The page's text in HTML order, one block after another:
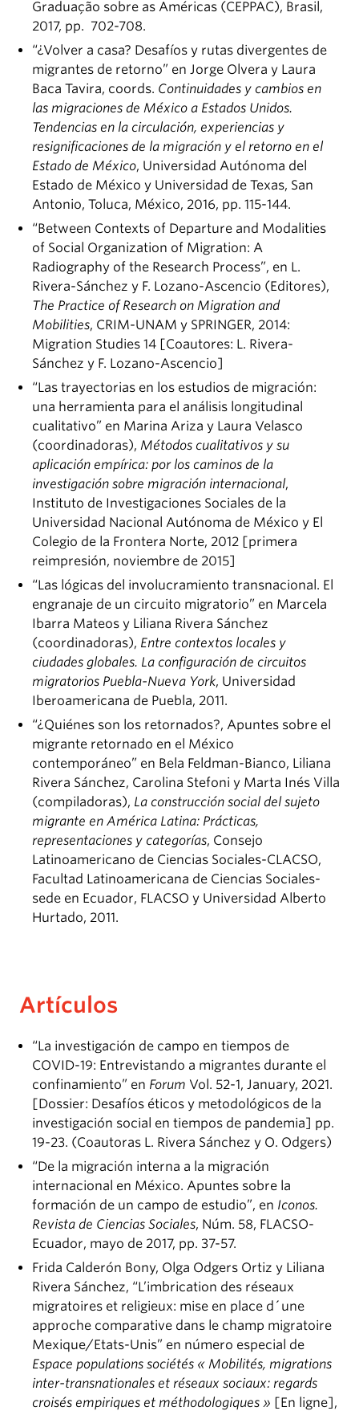
Graduação sobre as Américas (CEPPAC), Brasil,
2017, pp. 702-708.
“¿Volver a casa? Desafíos y rutas divergentes de
migrantes de retorno” en Jorge Olvera y Laura
Baca Tavira, coords. Continuidades y cambios en
las migraciones de México a Estados Unidos.
Tendencias en la circulación, experiencias y
resignificaciones de la migración y el retorno en el
Estado de México, Universidad Autónoma del
Estado de México y Universidad de Texas, San
Antonio, Toluca, México, 2016, pp. 115-144.
“Between Contexts of Departure and Modalities
of Social Organization of Migration: A
Radiography of the Research Process”, en L.
Rivera-Sánchez y F. Lozano-Ascencio (Editores),
The Practice of Research on Migration and
Mobilities, CRIM-UNAM y SPRINGER, 2014:
Migration Studies 14 [Coautores: L. Rivera-
Sánchez y F. Lozano-Ascencio]
“Las trayectorias en los estudios de migración:
una herramienta para el análisis longitudinal
cualitativo” en Marina Ariza y Laura Velasco
(coordinadoras), Métodos cualitativos y su
aplicación empírica: por los caminos de la
investigación sobre migración internacional,
Instituto de Investigaciones Sociales de la
Universidad Nacional Autónoma de México y El
Colegio de la Frontera Norte, 2012 [primera
reimpresión, noviembre de 2015]
“Las lógicas del involucramiento transnacional. El
engranaje de un circuito migratorio” en Marcela
Ibarra Mateos y Liliana Rivera Sánchez
(coordinadoras), Entre contextos locales y
ciudades globales. La configuración de circuitos
migratorios Puebla-Nueva York, Universidad
Iberoamericana de Puebla, 2011.
“¿Quiénes son los retornados?, Apuntes sobre el
migrante retornado en el México
contemporáneo” en Bela Feldman-Bianco, Liliana
Rivera Sánchez, Carolina Stefoni y Marta Inés Villa
(compiladoras), La construcción social del sujeto
migrante en América Latina: Prácticas,
representaciones y categorías, Consejo
Latinoamericano de Ciencias Sociales-CLACSO,
Facultad Latinoamericana de Ciencias Sociales-
sede en Ecuador, FLACSO y Universidad Alberto
Hurtado, 2011.
Artículos
“La investigación de campo en tiempos de
COVID-19: Entrevistando a migrantes durante el
confinamiento” en Forum Vol. 52-1, January, 2021.
[Dossier: Desafíos éticos y metodológicos de la
investigación social en tiempos de pandemia] pp.
19-23. (Coautoras L. Rivera Sánchez y O. Odgers)
“De la migración interna a la migración
internacional en México. Apuntes sobre la
formación de un campo de estudio”, en Iconos.
Revista de Ciencias Sociales, Núm. 58, FLACSO-
Ecuador, mayo de 2017, pp. 37-57.
Frida Calderón Bony, Olga Odgers Ortiz y Liliana
Rivera Sánchez, “L’imbrication des réseaux
migratoires et religieux: mise en place d´une
approche comparative dans le champ migratoire
Mexique/Etats-Unis” en número especial de
Espace populations sociétés « Mobilités, migrations
inter-transnationales et réseaux sociaux: regards
croisés empiriques et méthodologiques » [En ligne],